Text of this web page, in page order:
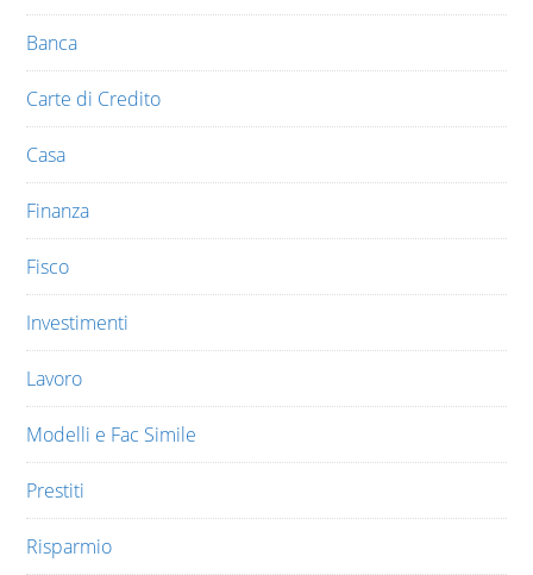
Banca
Carte di Credito
Casa
Finanza
Fisco
Investimenti
Lavoro
Modelli e Fac Simile
Prestiti
Risparmio